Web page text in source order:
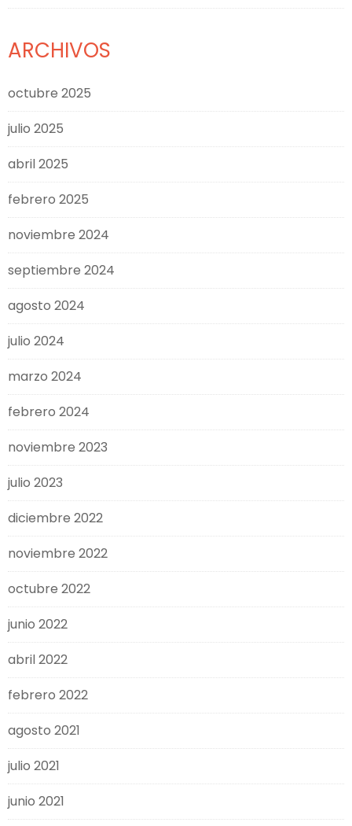
ARCHIVOS
octubre 2025
julio 2025
abril 2025
febrero 2025
noviembre 2024
septiembre 2024
agosto 2024
julio 2024
marzo 2024
febrero 2024
noviembre 2023
julio 2023
diciembre 2022
noviembre 2022
octubre 2022
junio 2022
abril 2022
febrero 2022
agosto 2021
julio 2021
junio 2021